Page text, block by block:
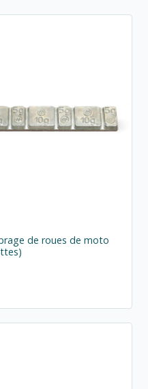
de roues de moto